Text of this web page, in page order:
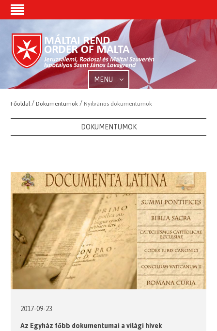
MENU
Főoldal /Dokumentumok / Nyilvános dokumentumok
DOKUMENTUMOK
2017-09-23
Az Egyház főbb dokumentumai a világi hívek